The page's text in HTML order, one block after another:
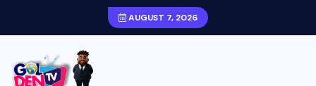
AUGUST 7, 2026